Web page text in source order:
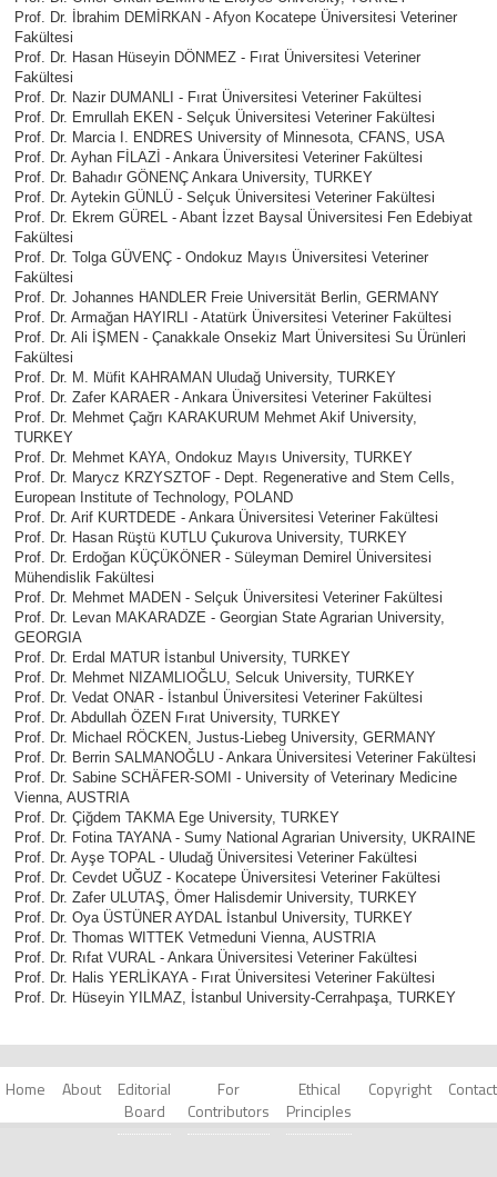
Prof. Dr. İbrahim DEMİRKAN - Afyon Kocatepe Üniversitesi Veteriner
Fakültesi
Prof. Dr. Hasan Hüseyin DÖNMEZ - Fırat Üniversitesi Veteriner
Fakültesi
Prof. Dr. Nazir DUMANLI - Fırat Üniversitesi Veteriner Fakültesi
Prof. Dr. Emrullah EKEN - Selçuk Üniversitesi Veteriner Fakültesi
Prof. Dr. Marcia I. ENDRES University of Minnesota, CFANS, USA
Prof. Dr. Ayhan FİLAZİ - Ankara Üniversitesi Veteriner Fakültesi
Prof. Dr. Bahadır GÖNENÇ Ankara University, TURKEY
Prof. Dr. Aytekin GÜNLÜ - Selçuk Üniversitesi Veteriner Fakültesi
Prof. Dr. Ekrem GÜREL - Abant İzzet Baysal Üniversitesi Fen Edebiyat
Fakültesi
Prof. Dr. Tolga GÜVENÇ - Ondokuz Mayıs Üniversitesi Veteriner
Fakültesi
Prof. Dr. Johannes HANDLER Freie Universität Berlin, GERMANY
Prof. Dr. Armağan HAYIRLI - Atatürk Üniversitesi Veteriner Fakültesi
Prof. Dr. Ali İŞMEN - Çanakkale Onsekiz Mart Üniversitesi Su Ürünleri
Fakültesi
Prof. Dr. M. Müfit KAHRAMAN Uludağ University, TURKEY
Prof. Dr. Zafer KARAER - Ankara Üniversitesi Veteriner Fakültesi
Prof. Dr. Mehmet Çağrı KARAKURUM Mehmet Akif University,
TURKEY
Prof. Dr. Mehmet KAYA, Ondokuz Mayıs University, TURKEY
Prof. Dr. Marycz KRZYSZTOF - Dept. Regenerative and Stem Cells,
European Institute of Technology, POLAND
Prof. Dr. Arif KURTDEDE - Ankara Üniversitesi Veteriner Fakültesi
Prof. Dr. Hasan Rüştü KUTLU Çukurova University, TURKEY
Prof. Dr. Erdoğan KÜÇÜKÖNER - Süleyman Demirel Üniversitesi
Mühendislik Fakültesi
Prof. Dr. Mehmet MADEN - Selçuk Üniversitesi Veteriner Fakültesi
Prof. Dr. Levan MAKARADZE - Georgian State Agrarian University,
GEORGIA
Prof. Dr. Erdal MATUR İstanbul University, TURKEY
Prof. Dr. Mehmet NIZAMLIOĞLU, Selcuk University, TURKEY
Prof. Dr. Vedat ONAR - İstanbul Üniversitesi Veteriner Fakültesi
Prof. Dr. Abdullah ÖZEN Fırat University, TURKEY
Prof. Dr. Michael RÖCKEN, Justus-Liebeg University, GERMANY
Prof. Dr. Berrin SALMANOĞLU - Ankara Üniversitesi Veteriner Fakültesi
Prof. Dr. Sabine SCHÄFER-SOMI - University of Veterinary Medicine
Vienna, AUSTRIA
Prof. Dr. Çiğdem TAKMA Ege University, TURKEY
Prof. Dr. Fotina TAYANA - Sumy National Agrarian University, UKRAINE
Prof. Dr. Ayşe TOPAL - Uludağ Üniversitesi Veteriner Fakültesi
Prof. Dr. Cevdet UĞUZ - Kocatepe Üniversitesi Veteriner Fakültesi
Prof. Dr. Zafer ULUTAŞ, Ömer Halisdemir University, TURKEY
Prof. Dr. Oya ÜSTÜNER AYDAL İstanbul University, TURKEY
Prof. Dr. Thomas WITTEK Vetmeduni Vienna, AUSTRIA
Prof. Dr. Rıfat VURAL - Ankara Üniversitesi Veteriner Fakültesi
Prof. Dr. Halis YERLİKAYA - Fırat Üniversitesi Veteriner Fakültesi
Prof. Dr. Hüseyin YILMAZ, İstanbul University-Cerrahpaşa, TURKEY
Home About
Editorial
Board
For
Contributors
Ethical
Principles
Copyright Contact